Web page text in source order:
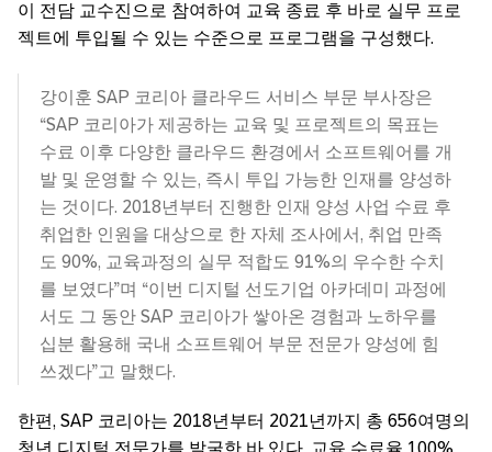
이 전담 교수진으로 참여하여 교육 종료 후 바로 실무 프로
젝트에 투입될 수 있는 수준으로 프로그램을 구성했다.
강이훈 SAP 코리아 클라우드 서비스 부문 부사장은
“SAP 코리아가 제공하는 교육 및 프로젝트의 목표는
수료 이후 다양한 클라우드 환경에서 소프트웨어를 개
발 및 운영할 수 있는, 즉시 투입 가능한 인재를 양성하
는 것이다. 2018년부터 진행한 인재 양성 사업 수료 후
취업한 인원을 대상으로 한 자체 조사에서, 취업 만족
도 90%, 교육과정의 실무 적합도 91%의 우수한 수치
를 보였다”며 “이번 디지털 선도기업 아카데미 과정에
서도 그 동안 SAP 코리아가 쌓아온 경험과 노하우를
십분 활용해 국내 소프트웨어 부문 전문가 양성에 힘
쓰겠다”고 말했다.
한편, SAP 코리아는 2018년부터 2021년까지 총 656여명의
청년 디지털 전문가를 발굴한 바 있다. 교육 수료율 100%,